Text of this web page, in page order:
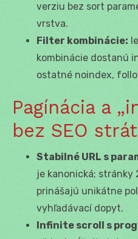
verziu bez sort
vrstva.
Filter kombinácie:
kombinácie dostanú
ostatné noindex,
Pagínácia a
bez SEO strát
Stabilné URL s
je kanonická; stránky
prinášajú unikátne
vyhľadávací dopyt.
Infinite scroll s